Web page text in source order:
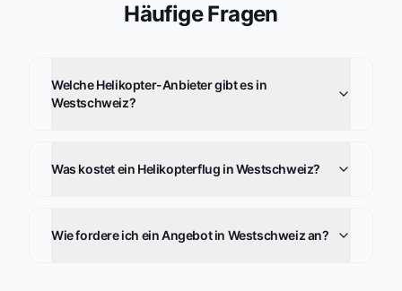
Häufige Fragen
Welche Helikopter-Anbieter gibt es in
Westschweiz?
Was kostet ein Helikopterflug in Westschweiz?
Wie fordere ich ein Angebot in Westschweiz an?